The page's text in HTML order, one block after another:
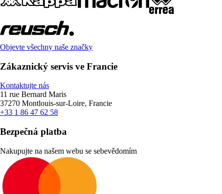
Objevte všechny naše značky
Zákaznický servis ve Francie
Kontaktujte nás
11 rue Bernard Maris
37270 Montlouis-sur-Loire, Francie
+33 1 86 47 62 58
Bezpečná platba
Nakupujte na našem webu se sebevědomím